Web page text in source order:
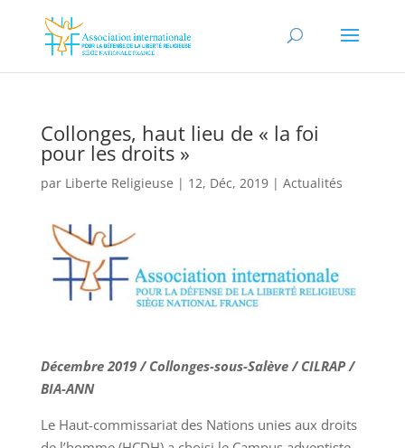
Collonges, haut lieu de « la foi
pour les droits »
par Liberte Religieuse | 12, Déc, 2019| Actualités
Décembre 2019 / Collonges-sous-Salève / CILRAP /
BIA-ANN
Le Haut-commissariat des Nations unies aux droits